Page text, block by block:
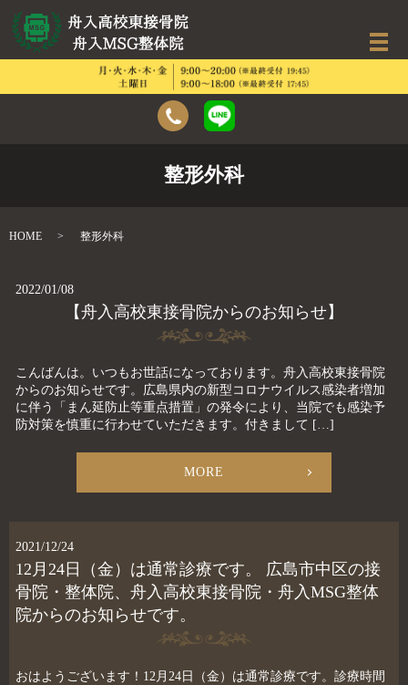
整形外科
HOME 整形外科
2022/01/08
【舟入高校東接骨院からのお知らせ】
こんばんは。いつもお世話になっております。舟入高校東接骨院
からのお知らせです。広島県内の新型コロナウイルス感染者増加
に伴う「まん延防止等重点措置」の発令により、当院でも感染予
防対策を慎重に行わせていただきます。付きまして […]
MORE
2021/12/24
12月24日（金）は通常診療です。 広島市中区の接
骨院・整体院、舟入高校東接骨院・舟入MSG整体
院からのお知らせです。
おはようございます！12月24日（金）は通常診療です。診療時間